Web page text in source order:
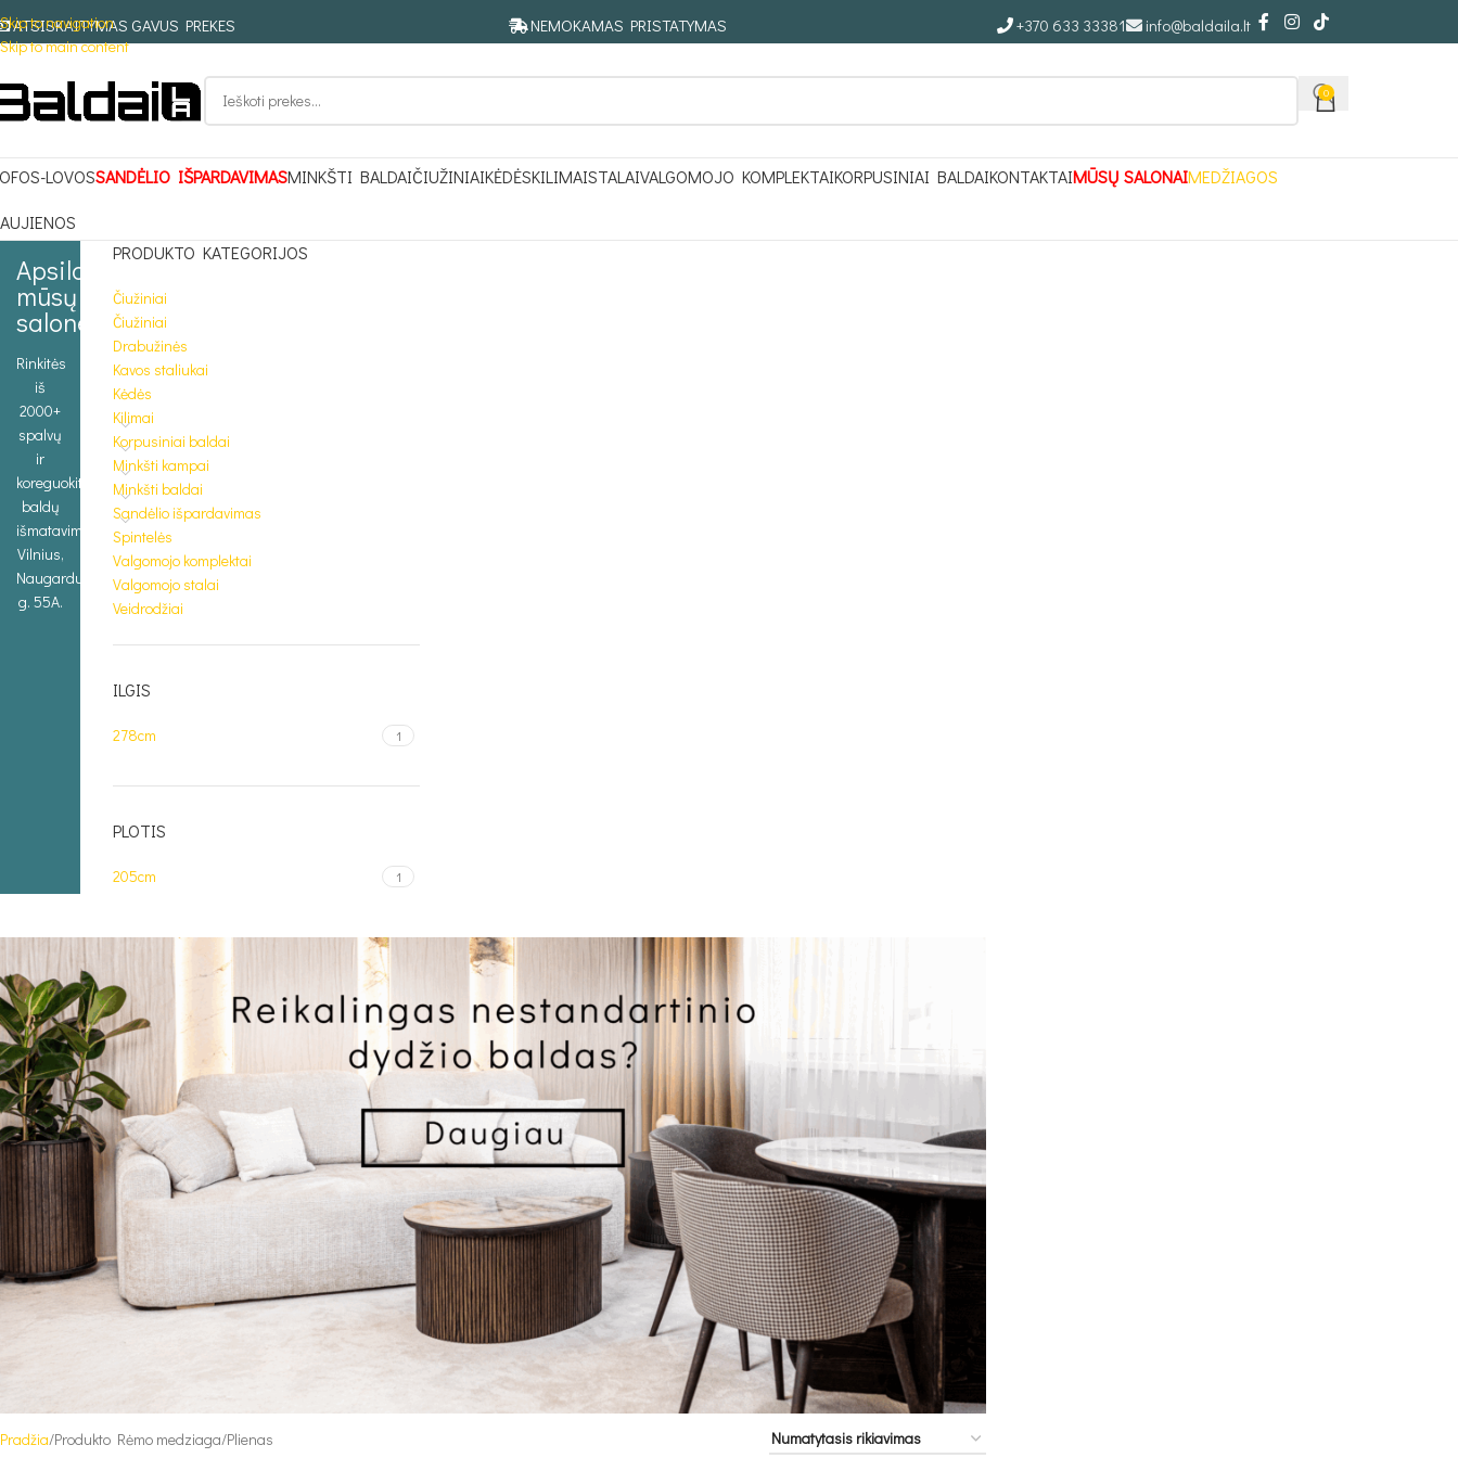
Skip to navigation
Skip to main content
ATSISKAITYMAS GAVUS PREKES NEMOKAMAS PRISTATYMAS +370 633 33381 info@baldaila.lt
0
LOVOSSANDĖLIO IŠPARDAVIMASMINKŠTI BALDAIČIUŽINIAIKĖDĖSKILIMAISTALAIVALGOMOJO KOMPLEKTAIKORPUSINIAI BALDAIKONTAKTAIMŪSŲ SALONAIMEDŽIAGOS
Apsilankykite
mūsų
salone
Rinkitės
iš
2000+
spalvų
ir
koreguokite
baldų
išmatavimus.
Vilnius,
Naugarduko
g. 55A.
PRODUKTO KATEGORIJOS
Čiužiniai
Čiužiniai
Drabužinės
Kavos staliukai
Kėdės
Kilimai
Korpusiniai baldai
Minkšti kampai
Minkšti baldai
Sandėlio išpardavimas
Spintelės
Valgomojo komplektai
Valgomojo stalai
Veidrodžiai
ILGIS
278cm 1
PLOTIS
205cm 1
Pradžia Produkto Rėmo medziaga Plienas